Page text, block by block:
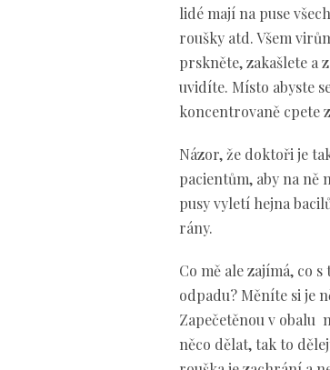
lidé mají na puse
roušky atd. Všem
prskněte, zakašlete a
uvidíte. Místo abyste
koncentrovaně cpete
Názor, že doktoři je
pacientům, aby na ně
pusy vyletí hejna
rány.
Co mě ale zajímá, co
odpadu? Měníte si je
Zapečetěnou v obalu
něco dělat, tak to